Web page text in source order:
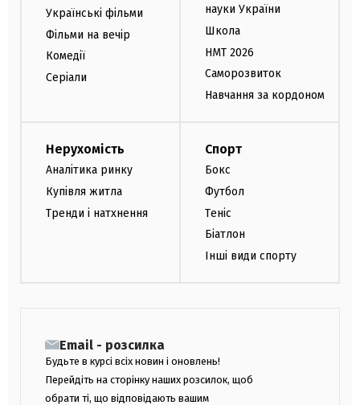
Українські фільми
Фільми на вечір
Комедії
Серіали
науки України
Школа
НМТ 2026
Саморозвиток
Навчання за кордоном
Нерухомість
Аналітика ринку
Купівля житла
Тренди і натхнення
Спорт
Бокс
Футбол
Теніс
Біатлон
Інші види спорту
Email - розсилка
Будьте в курсі всіх новин і оновлень!
Перейдіть на сторінку наших розсилок, щоб
обрати ті, що відповідають вашим